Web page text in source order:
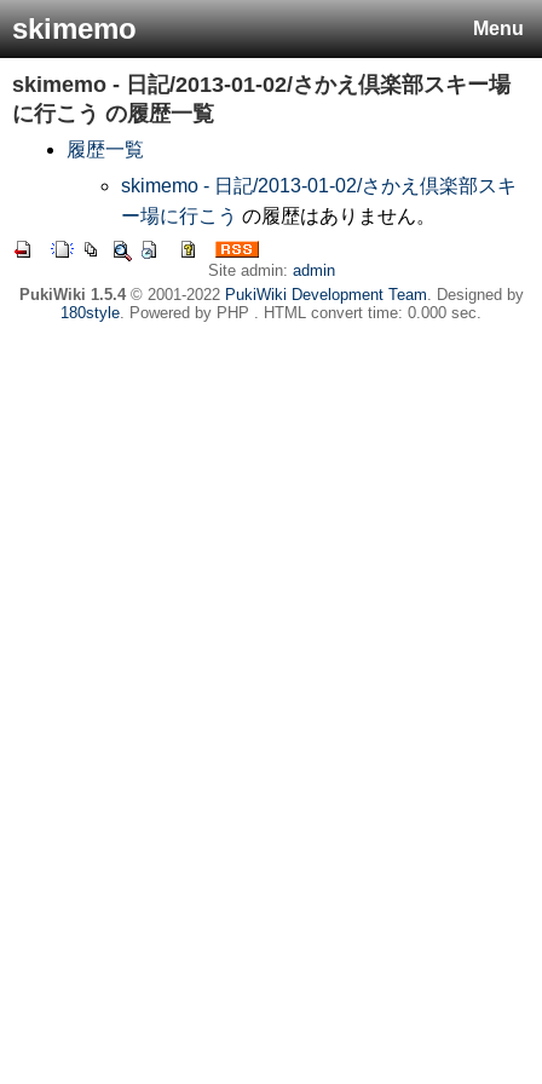
Menu
skimemo
skimemo - 日記/2013-01-02/さかえ倶楽部スキー場
に行こう の履歴一覧
履歴一覧
skimemo - 日記/2013-01-02/さかえ倶楽部スキ
ー場に行こう の履歴はありません。
Site admin: admin
PukiWiki 1.5.4© 2001-2022 PukiWiki Development Team. Designed by
180style. Powered by PHP . HTML convert time: 0.000 sec.